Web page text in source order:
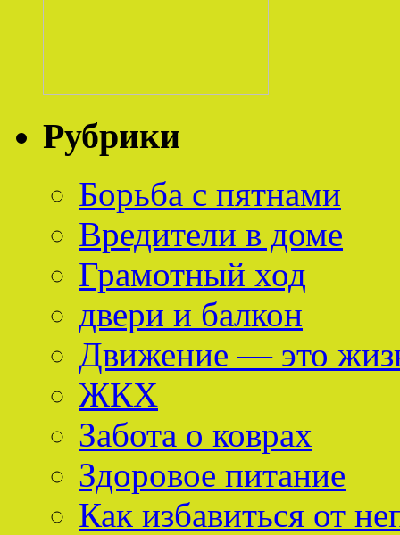
Рубрики
Борьба с пятнами
Вредители в доме
Грамотный ход
двери и балкон
Движение — это
ЖКХ
Забота о коврах
Здоровое питание
Как избавиться от